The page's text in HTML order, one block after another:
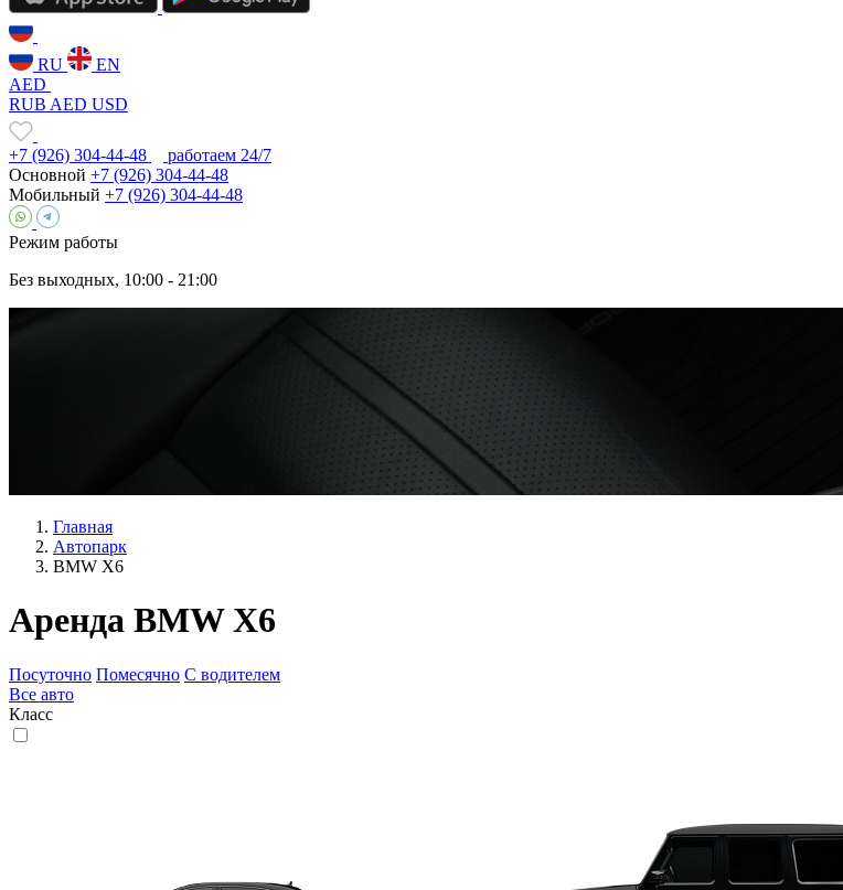
RU
EN
AED
RUB AED USD
+7 (926) 304-44-48
работаем 24/7
Основной +7 (926) 304-44-48
Мобильный +7 (926) 304-44-48
Режим работы
Без выходных, 10:00 - 21:00
Главная
Автопарк
BMW X6
Аренда BMW X6
Посуточно Помесячно С водителем
Все авто
Класс